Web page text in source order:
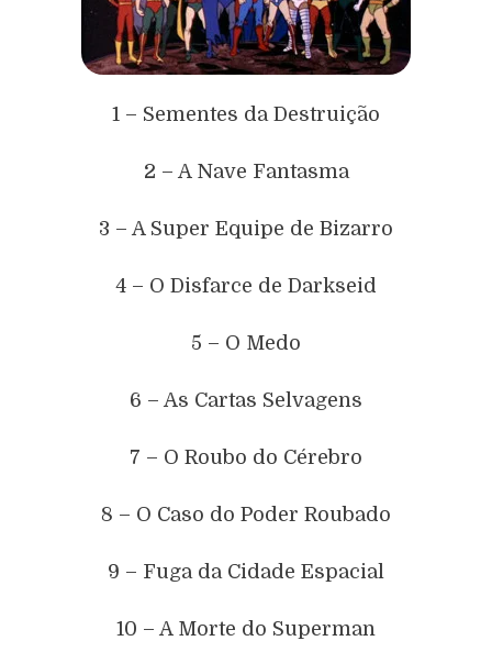
1 – Sementes da Destruição
2 – A Nave Fantasma
3 – A Super Equipe de Bizarro
4 – O Disfarce de Darkseid
5 – O Medo
6 – As Cartas Selvagens
7 – O Roubo do Cérebro
8 – O Caso do Poder Roubado
9 – Fuga da Cidade Espacial
10 – A Morte do Superman